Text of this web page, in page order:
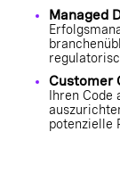
Managed
Customer
Ihren Code
potenzielle